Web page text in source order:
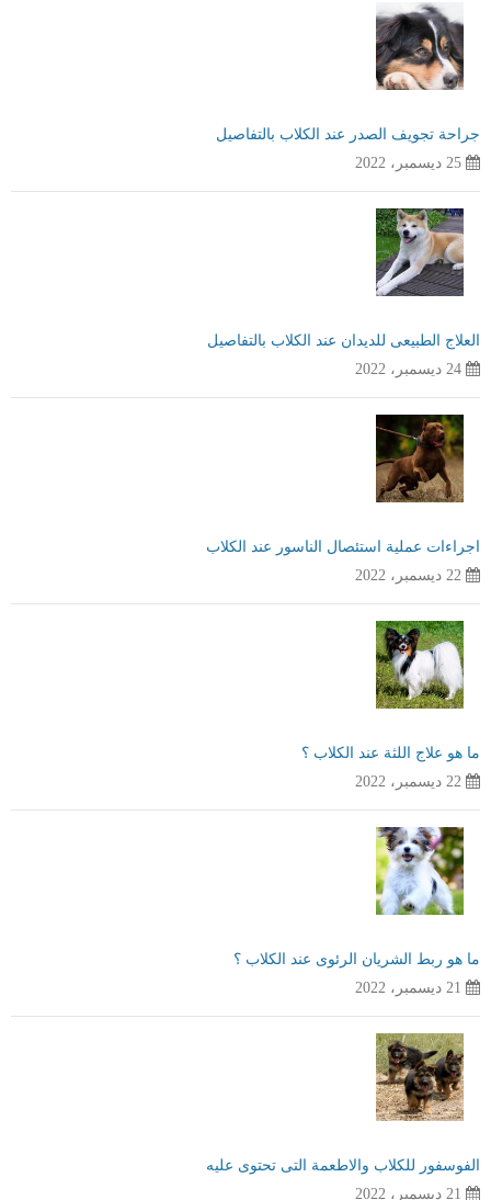
جراحة تجويف الصدر عند الكلاب بالتفاصيل
25 ديسمبر، 2022
العلاج الطبيعى للديدان عند الكلاب بالتفاصيل
24 ديسمبر، 2022
اجراءات عملية استئصال الناسور عند الكلاب
22 ديسمبر، 2022
ما هو علاج اللثة عند الكلاب ؟
22 ديسمبر، 2022
ما هو ربط الشريان الرئوى عند الكلاب ؟
21 ديسمبر، 2022
الفوسفور للكلاب والاطعمة التى تحتوى عليه
21 ديسمبر، 2022